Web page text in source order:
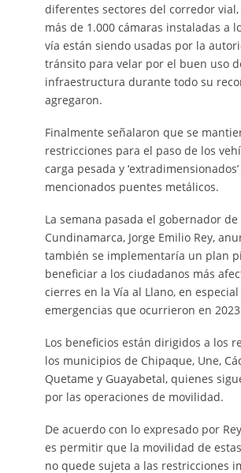
diferentes sectores del corredor vial,
más de 1.000 cámaras instaladas a
vía están siendo usadas por la
tránsito para velar por el buen uso
infraestructura durante todo su
agregaron.
Finalmente señalaron que se
restricciones para el paso de los
carga pesada y
mencionados puentes metálicos.
La semana pasada el gobernador de
Cundinamarca, Jorge Emilio Rey,
también se implementaría un plan
beneficiar a los ciudadanos más
cierres en la Vía al Llano, en
emergencias que ocurrieron en
Los beneficios están dirigidos a los
los municipios de Chipaque, Une,
Quetame y Guayabetal, quienes
por las operaciones de movilidad.
De acuerdo con lo expresado por
es permitir que la movilidad de
no quede sujeta a las restricciones